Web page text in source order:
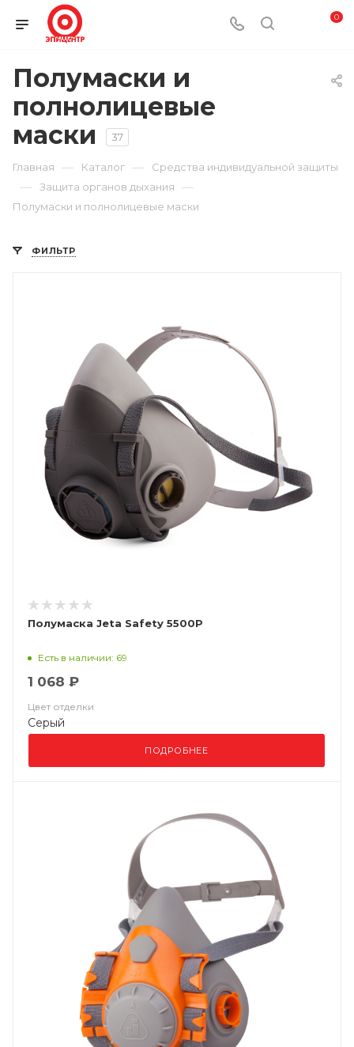
0
Полумаски и
полнолицевые
маски
37
Главная — Каталог — Средства индивидуальной защиты
— Защита органов дыхания —
Полумаски и полнолицевые маски
ФИЛЬТР
Полумаска Jeta Safety 5500P
Есть в наличии: 69
1 068 ₽
Цвет отделки
Серый
ПОДРОБНЕЕ